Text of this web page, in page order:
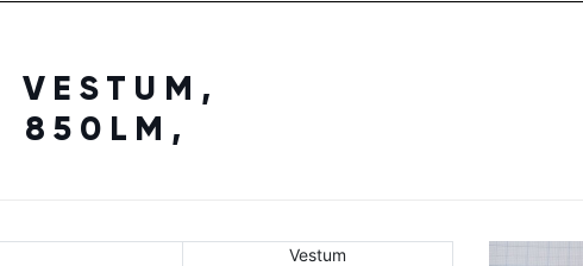
850LM,
Vestum